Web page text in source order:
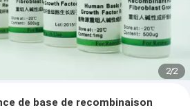
2/2
de base de recombinaison